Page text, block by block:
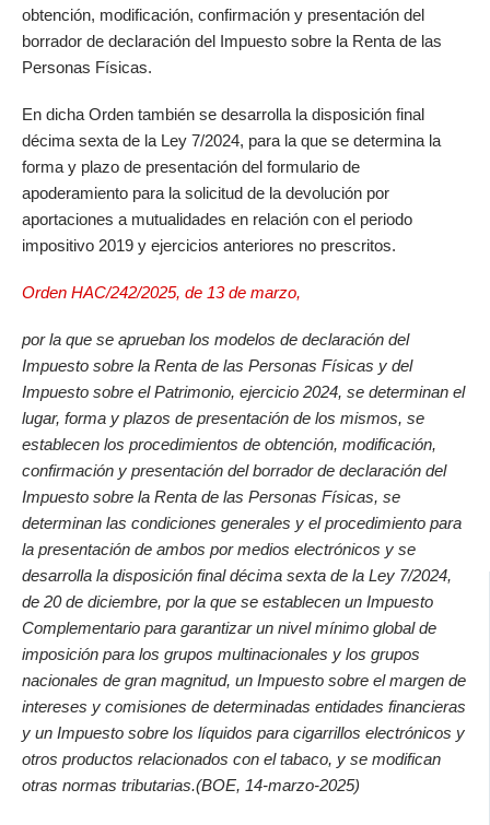
obtención, modificación, confirmación y presentación del
borrador de declaración del Impuesto sobre la Renta de las
Personas Físicas.
En dicha Orden también se desarrolla la disposición final
décima sexta de la Ley 7/2024, para la que se determina la
forma y plazo de presentación del formulario de
apoderamiento para la solicitud de la devolución por
aportaciones a mutualidades en relación con el periodo
impositivo 2019 y ejercicios anteriores no prescritos.
Orden HAC/242/2025, de 13 de marzo,
por la que se aprueban los modelos de declaración del
Impuesto sobre la Renta de las Personas Físicas y del
Impuesto sobre el Patrimonio, ejercicio 2024, se determinan el
lugar, forma y plazos de presentación de los mismos, se
establecen los procedimientos de obtención, modificación,
confirmación y presentación del borrador de declaración del
Impuesto sobre la Renta de las Personas Físicas, se
determinan las condiciones generales y el procedimiento para
la presentación de ambos por medios electrónicos y se
desarrolla la disposición final décima sexta de la Ley 7/2024,
de 20 de diciembre, por la que se establecen un Impuesto
Complementario para garantizar un nivel mínimo global de
imposición para los grupos multinacionales y los grupos
nacionales de gran magnitud, un Impuesto sobre el margen de
intereses y comisiones de determinadas entidades financieras
y un Impuesto sobre los líquidos para cigarrillos electrónicos y
otros productos relacionados con el tabaco, y se modifican
otras normas tributarias.(BOE, 14-marzo-2025)